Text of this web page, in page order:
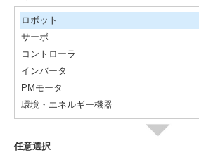
ロボット
サーボ
コントローラ
インバータ
PMモータ
環境・エネルギー機器
任意選択